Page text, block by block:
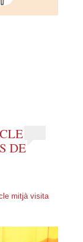
DE
mitjà visita